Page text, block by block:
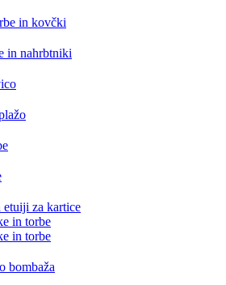
in kovčki
in nahrbtniki
etuiji za kartice
in torbe
in torbe
bombaža